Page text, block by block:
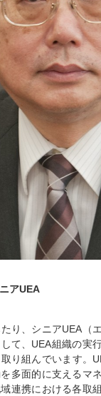
アUEA
り、シニアUEA（
て、UEA組織の実
り組んでいます。
多面的に支えるマ
連携における各取